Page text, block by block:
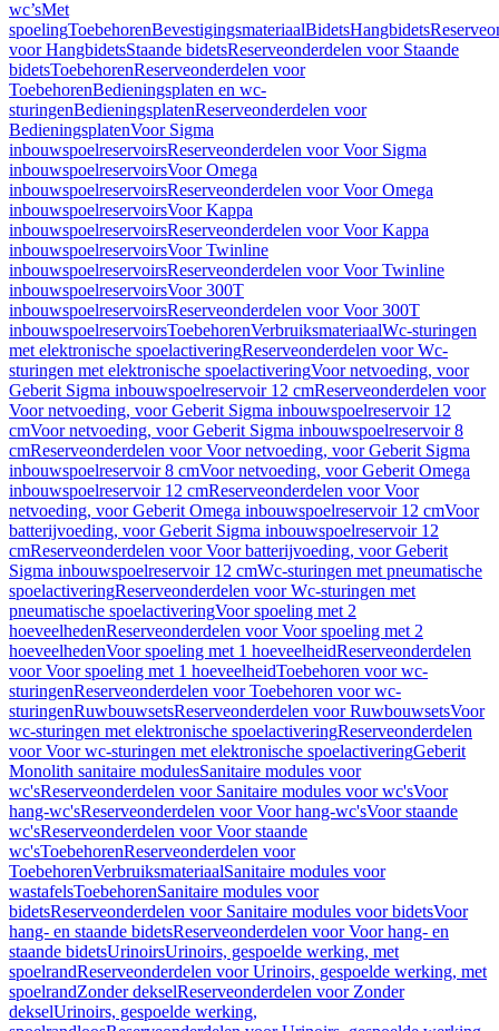
wc’sMet
spoelingToebehorenBevestigingsmateriaalBidetsHangbidets
voor HangbidetsStaande bidetsReserveonderdelen voor Staande
bidetsToebehorenReserveonderdelen voor
ToebehorenBedieningsplaten en wc-
sturingenBedieningsplatenReserveonderdelen voor
BedieningsplatenVoor Sigma
inbouwspoelreservoirsReserveonderdelen voor Voor Sigma
inbouwspoelreservoirsVoor Omega
inbouwspoelreservoirsReserveonderdelen voor Voor Omega
inbouwspoelreservoirsVoor Kappa
inbouwspoelreservoirsReserveonderdelen voor Voor Kappa
inbouwspoelreservoirsVoor Twinline
inbouwspoelreservoirsReserveonderdelen voor Voor Twinline
inbouwspoelreservoirsVoor 300T
inbouwspoelreservoirsReserveonderdelen voor Voor 300T
inbouwspoelreservoirsToebehorenVerbruiksmateriaalWc-sturingen
met elektronische spoelactiveringReserveonderdelen voor Wc-
sturingen met elektronische spoelactiveringVoor netvoeding, voor
Geberit Sigma inbouwspoelreservoir 12 cmReserveonderdelen voor
Voor netvoeding, voor Geberit Sigma inbouwspoelreservoir 12
cmVoor netvoeding, voor Geberit Sigma inbouwspoelreservoir 8
cmReserveonderdelen voor Voor netvoeding, voor Geberit Sigma
inbouwspoelreservoir 8 cmVoor netvoeding, voor Geberit Omega
inbouwspoelreservoir 12 cmReserveonderdelen voor Voor
netvoeding, voor Geberit Omega inbouwspoelreservoir 12 cmVoor
batterijvoeding, voor Geberit Sigma inbouwspoelreservoir 12
cmReserveonderdelen voor Voor batterijvoeding, voor Geberit
Sigma inbouwspoelreservoir 12 cmWc-sturingen met pneumatische
spoelactiveringReserveonderdelen voor Wc-sturingen met
pneumatische spoelactiveringVoor spoeling met 2
hoeveelhedenReserveonderdelen voor Voor spoeling met 2
hoeveelhedenVoor spoeling met 1 hoeveelheidReserveonderdelen
voor Voor spoeling met 1 hoeveelheidToebehoren voor wc-
sturingenReserveonderdelen voor Toebehoren voor wc-
sturingenRuwbouwsetsReserveonderdelen voor RuwbouwsetsVoor
wc-sturingen met elektronische spoelactiveringReserveonderdelen
voor Voor wc-sturingen met elektronische spoelactiveringGeberit
Monolith sanitaire modulesSanitaire modules voor
wc'sReserveonderdelen voor Sanitaire modules voor wc'sVoor
hang-wc'sReserveonderdelen voor Voor hang-wc'sVoor staande
wc'sReserveonderdelen voor Voor staande
wc'sToebehorenReserveonderdelen voor
ToebehorenVerbruiksmateriaalSanitaire modules voor
wastafelsToebehorenSanitaire modules voor
bidetsReserveonderdelen voor Sanitaire modules voor bidetsVoor
hang- en staande bidetsReserveonderdelen voor Voor hang- en
staande bidetsUrinoirsUrinoirs, gespoelde werking, met
spoelrandReserveonderdelen voor Urinoirs, gespoelde werking, met
spoelrandZonder dekselReserveonderdelen voor Zonder
dekselUrinoirs, gespoelde werking,